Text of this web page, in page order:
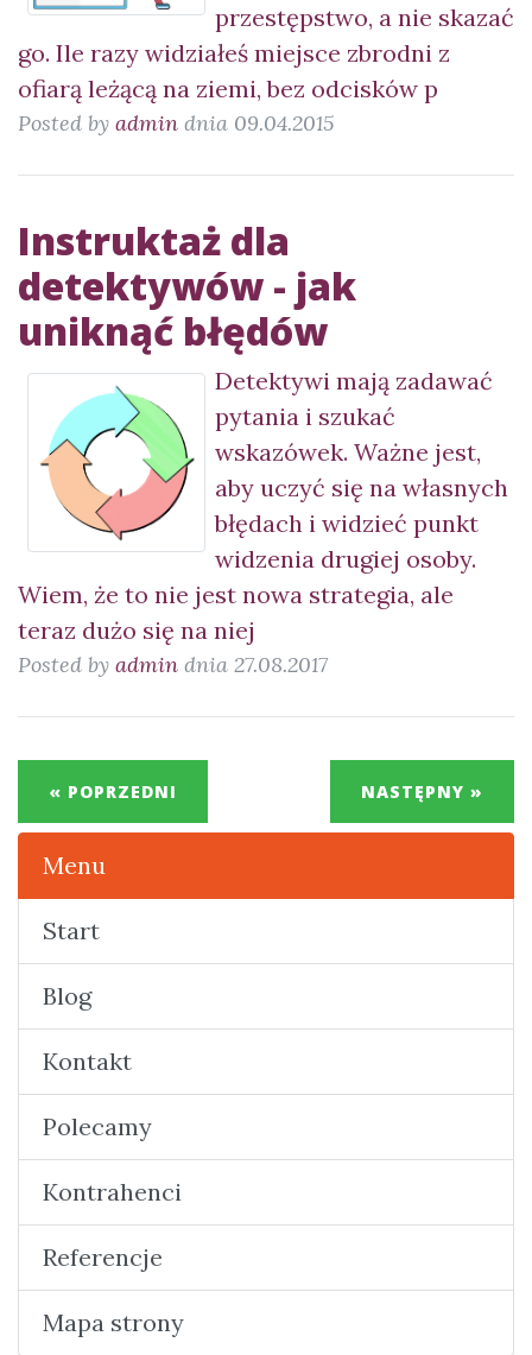
przestępstwo, a nie skazać
go. Ile razy widziałeś miejsce zbrodni z
ofiarą leżącą na ziemi, bez odcisków p
Posted by admin dnia 09.04.2015
Instruktaż dla
detektywów - jak
uniknąć błędów
Detektywi mają zadawać
pytania i szukać
wskazówek. Ważne jest,
aby uczyć się na własnych
błędach i widzieć punkt
widzenia drugiej osoby.
Wiem, że to nie jest nowa strategia, ale
teraz dużo się na niej
Posted by admin dnia 27.08.2017
« POPRZEDNI NASTĘPNY »
Menu
Start
Blog
Kontakt
Polecamy
Kontrahenci
Referencje
Mapa strony